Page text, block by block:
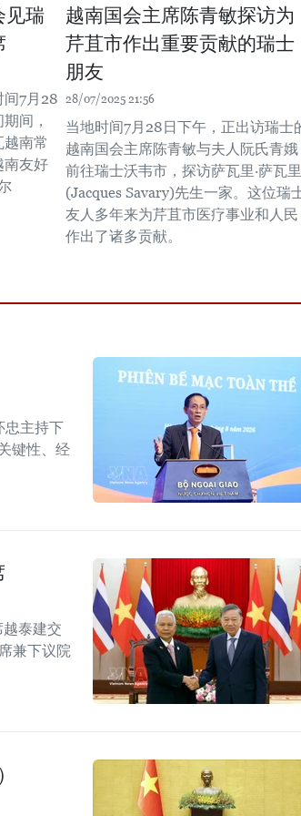
见瑞
间7月28
间，
南常
南友好
越南国会主席陈青敏探访为
芹苴市作出重要贡献的瑞士
朋友
28/07/2025 21:56
当地时间7月28日下午，正出访瑞士
越南国会主席陈青敏与夫人阮氏青娥
前往瑞士沃韦市，探访萨瓦里·萨瓦里
(Jacques Savary)先生一家。这位瑞
友人多年来为芹苴市医疗事业和人民
作出了诸多贡献。
忠主持下
键性、经
泰建交
兼下议院